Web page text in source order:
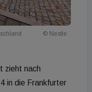
© Nestle
zieht nach
in die Frankfurter